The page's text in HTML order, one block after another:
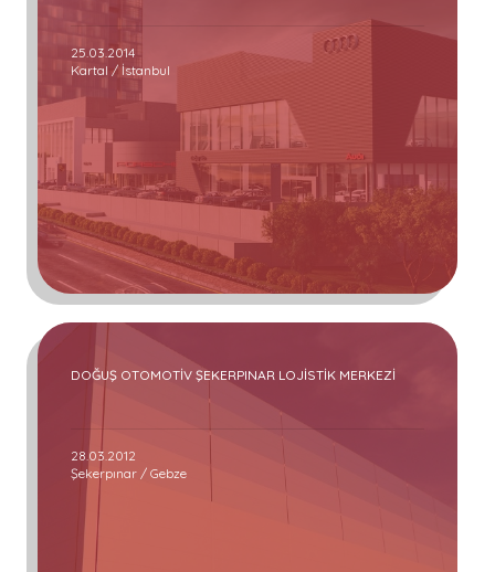
25.03.2014
Kartal / İstanbul
DOĞUŞ OTOMOTİV ŞEKERPINAR LOJİSTİK MERKEZİ
28.03.2012
Şekerpınar / Gebze